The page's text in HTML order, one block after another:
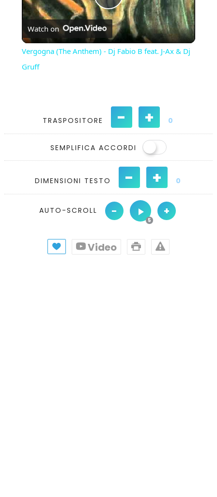
Play
Video
Watch on
Vergogna (The Anthem) - Dj Fabio B feat. J-Ax & Dj
Gruff
TRASPOSITORE - + 0
SEMPLIFICA ACCORDI
DIMENSIONI TESTO - + 0
AUTO-SCROLL - +
Video